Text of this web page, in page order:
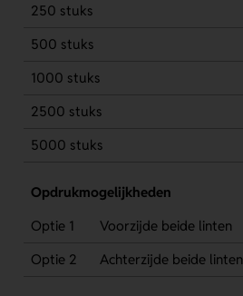
250 stuks
500 stuks
1000 stuks
2500 stuks
5000 stuks
Opdrukmogelijkheden
Optie 1
Voorzijde beide linten
Optie 2
Achterzijde beide linten